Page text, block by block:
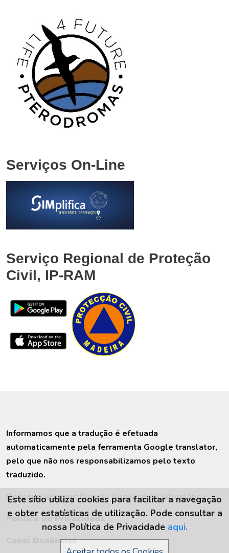
Serviços On-Line
Serviço Regional de Proteção
Civil, IP-RAM
Informamos que a tradução é efetuada
automaticamente pela ferramenta Google translator,
pelo que não nos responsabilizamos pelo texto
traduzido.
Desenvolvido por:Direção Regional de Informática
Política de Privacidade
Canal Denúncias
Este sítio utiliza cookies para facilitar a navegação
e obter estatísticas de utilização. Pode consultar a
nossa Política de Privacidade aqui.